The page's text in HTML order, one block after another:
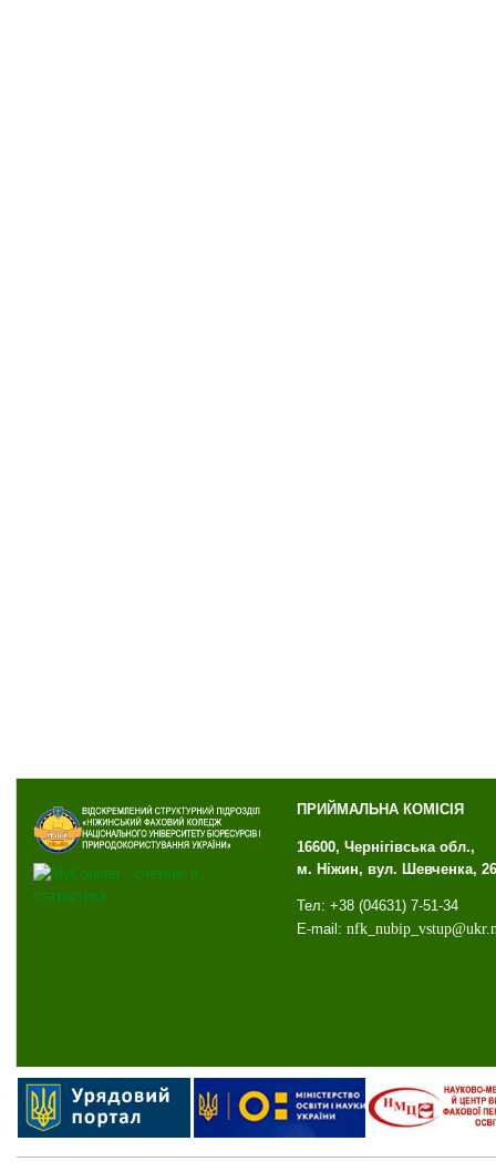
ПРИЙМАЛЬНА КОМІСІЯ
16600, Чернігівська обл.,
м. Ніжин, вул. Шевченка, 26
Тел: +38 (04631) 7-51-34
E-mail: nfk_ nubip_ vstup@ukr.